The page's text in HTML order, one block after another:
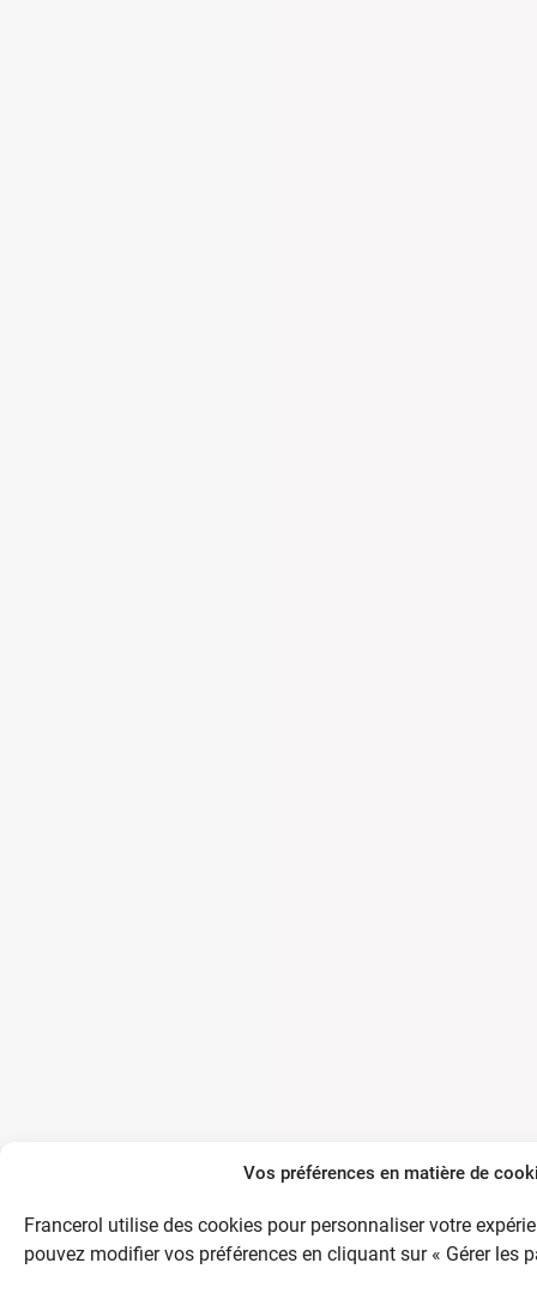
Vos préférences en matière de
Francerol utilise des cookies pour personnaliser votre
pouvez modifier vos préférences en cliquant sur « Gérer les